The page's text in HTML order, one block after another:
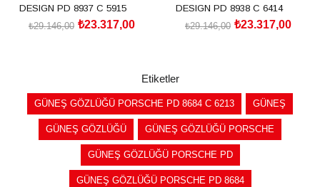
DESIGN PD 8937 C 5915
₺23.317,00
₺29.146,00
DESIGN PD 8938 C 6414
₺23.317,00
₺29.146,00
Etiketler
GÜNEŞ GÖZLÜĞÜ PORSCHE PD 8684 C 6213 GÜNEŞ
GÜNEŞ GÖZLÜĞÜ GÜNEŞ GÖZLÜĞÜ PORSCHE
GÜNEŞ GÖZLÜĞÜ PORSCHE PD
GÜNEŞ GÖZLÜĞÜ PORSCHE PD 8684